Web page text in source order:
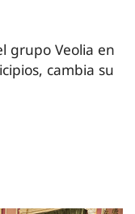
grupo Veolia en
cambia su